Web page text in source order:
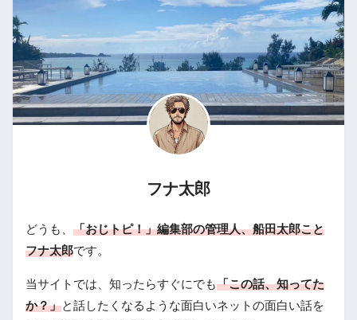
フナ太郎
どうも、 「おじトピ！」編集部の管理人、船田太郎こと
フナ太郎です。
当サイトでは、知ったらすぐにでも「この話、知ってた
か？」と話したくなるような面白いネットの面白い話を